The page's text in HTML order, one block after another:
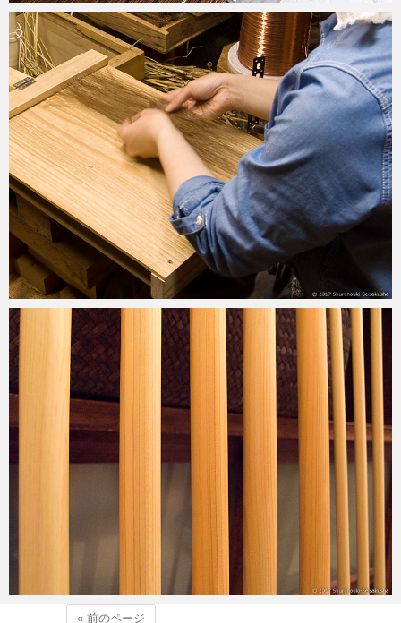
2017-07-05
2017-05-29
« 前のページ